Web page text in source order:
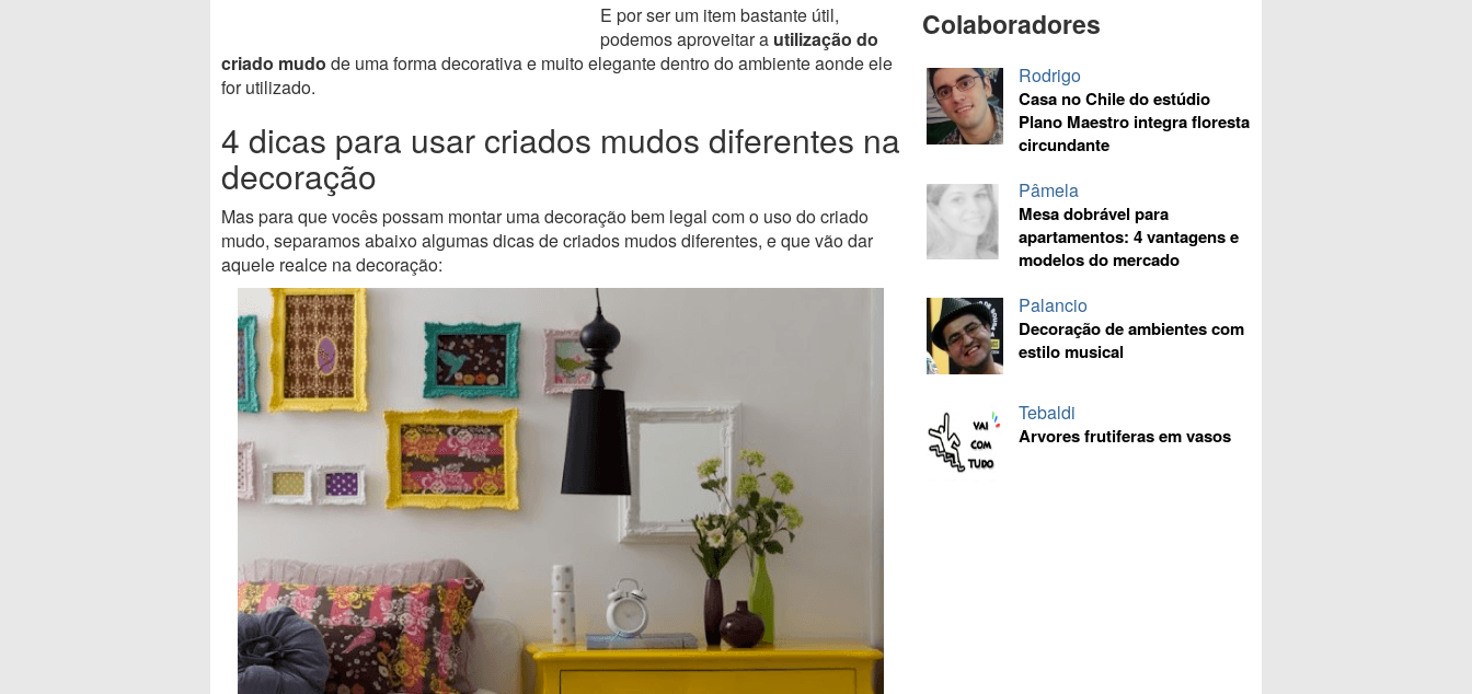
E por ser um item bastante útil,
podemos aproveitar a utilização do
criado mudo de uma forma decorativa e muito elegante dentro do ambiente aonde ele
for utilizado.
4 dicas para usar criados mudos diferentes na
decoração
Mas para que vocês possam montar uma decoração bem legal com o uso do criado
mudo, separamos abaixo algumas dicas de criados mudos diferentes, e que vão dar
aquele realce na decoração:
Colaboradores
Rodrigo
Casa no Chile do estúdio
Plano Maestro integra floresta
circundante
Pâmela
Mesa dobrável para
apartamentos: 4 vantagens e
modelos do mercado
Palancio
Decoração de ambientes com
estilo musical
Tebaldi
Arvores frutiferas em vasos